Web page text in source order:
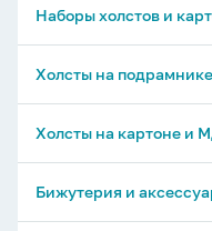
Наборы холстов и
Холсты на подрамнике
Холсты на картоне и
Бижутерия и